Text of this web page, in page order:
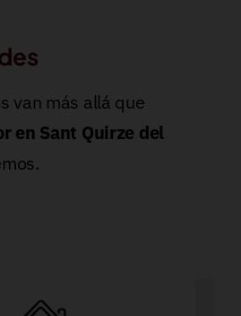
van más allá que
en Sant Quirze del